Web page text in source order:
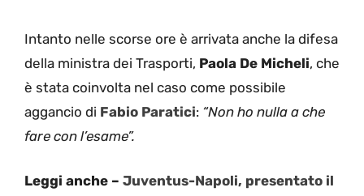
Intanto nelle scorse ore è arrivata anche la difesa
della ministra dei Trasporti, Paola De Micheli, che
è stata coinvolta nel caso come possibile
aggancio di Fabio Paratici: “Non ho nulla a che
fare con l’esame”.
Leggi anche – Juventus-Napoli, presentato il